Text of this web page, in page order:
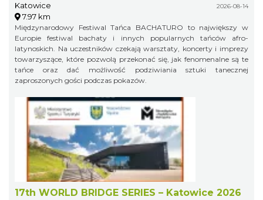
Katowice 2026-08-14
7.97 km
Międzynarodowy Festiwal Tańca BACHATURO to największy w
Europie festiwal bachaty i innych popularnych tańców afro-
latynoskich. Na uczestników czekają warsztaty, koncerty i imprezy
towarzyszące, które pozwolą przekonać się, jak fenomenalne są te
tańce oraz dać możliwość podziwiania sztuki tanecznej
zaproszonych gości podczas pokazów.
17th WORLD BRIDGE SERIES – Katowice 2026